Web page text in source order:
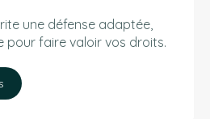
une défense adaptée,
pour faire valoir vos droits.